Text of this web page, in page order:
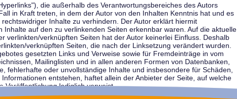
die außerhalb des Verantwortungsbereiches des Autors
in Kraft treten, in dem der Autor von den Inhalten Kenntnis hat und es
Inhalte zu verhindern. Der Autor erklärt hiermit
auf den zu verlinkenden Seiten erkennbar waren. Auf die aktuelle
verlinkten/verknüpften Seiten hat der Autor keinerlei Einfluss. Deshalb
verknüpften Seiten, die nach der Linksetzung verändert wurden.
gesetzten Links und Verweise sowie für Fremdeinträge in vom
Mailinglisten und in allen anderen Formen von Datenbanken,
fehlerhafte oder unvollständige Inhalte und insbesondere für Schäden,
entstehen, haftet allein der Anbieter der Seite, auf welche
Veröffentlichung lediglich verweist.